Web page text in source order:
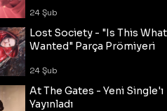
24 Şub
Lost Society - "Is This
Wanted" Parça Prömiyeri
24 Şub
At The Gates - Yeni Single'ı
Yayınladı